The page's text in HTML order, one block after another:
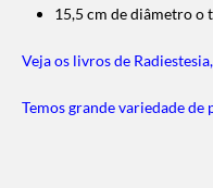
15,5 cm de diâmetro o
Veja os livros de
Temos grande variedade